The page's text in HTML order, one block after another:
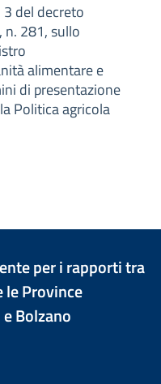
3 del decreto
281, sullo
alimentare e
di presentazione
Politica agricola
per i rapporti tra
le Province
Bolzano